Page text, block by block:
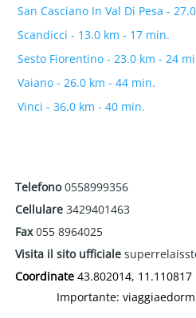
San Casciano In Val Di Pesa -
Scandicci - 13.0 km - 17 min.
Sesto Fiorentino - 23.0 km - 24
Vaiano - 26.0 km - 44 min.
Vinci - 36.0 km - 40 min.
Telefono0558999356
Cellulare 3429401463
Fax055 8964025
Visita il sito ufficiale
Coordinate 43.802014, 11.110817
Importante: